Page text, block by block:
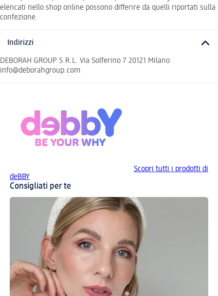
elencati nello shop online possono differire da quelli riportati sulla
confezione.
Indirizzi
DEBORAH GROUP S.R.L. Via Solferino 7 20121 Milano
info@deborahgroup.com
Scopri tutti i prodotti di
deBBY
Consigliati per te